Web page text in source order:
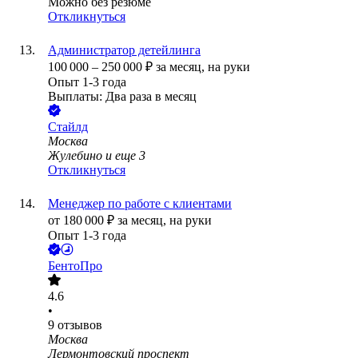
Откликнуться
Администратор детейлинга
100 000 – 250 000 ₽ за месяц, на руки
Опыт 1-3 года
Выплаты: Два раза в месяц
Стайлд
Москва
Жулебино и еще 3
Откликнуться
Менеджер по работе с клиентами
от 180 000 ₽ за месяц, на руки
Опыт 1-3 года
БентоПро
4.6
•
9 отзывов
Москва
Лермонтовский проспект